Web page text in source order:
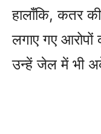
हालाँकि, कतर
लगाए गए आरोपों
उन्हें जेल में भी